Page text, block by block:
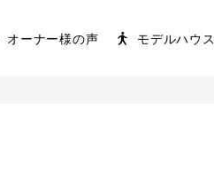
オーナー様の声 モデルハウス